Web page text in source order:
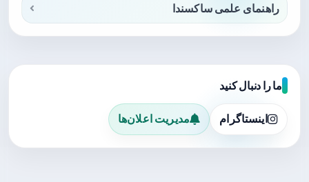
راهنمای علمی ساکسندا
ما را دنبال کنید
اینستاگرام مدیریت اعلان‌ها